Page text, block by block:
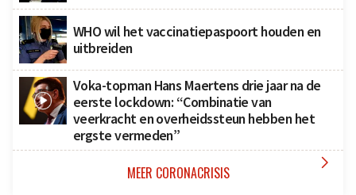
WHO wil het vaccinatiepaspoort houden en
uitbreiden
Voka-topman Hans Maertens drie jaar na de
eerste lockdown: “Combinatie van
veerkracht en overheidssteun hebben het
ergste vermeden”
MEER CORONACRISIS 